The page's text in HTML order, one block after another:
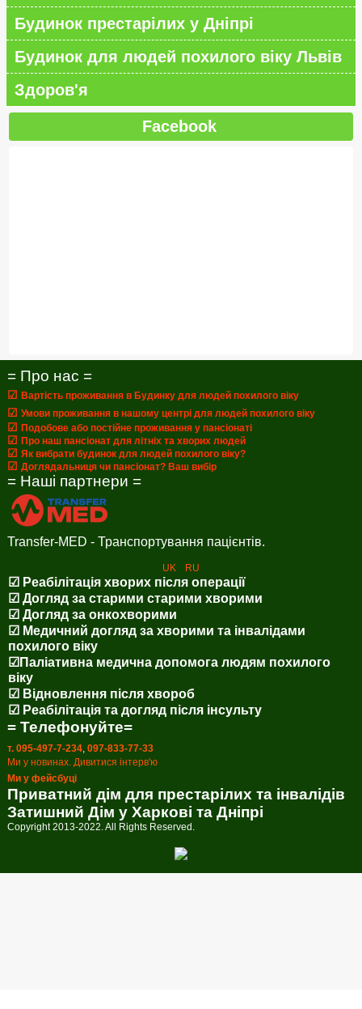
Будинок престарілих у Дніпрі
Будинок для людей похилого віку Львів
Здоров'я
Facebook
= Про нас =
☑ Вартість проживання в Будинку для людей похилого віку
☑ Умови проживання в нашому центрі для людей похилого віку
☑ Подобове або постійне проживання у пансіонаті
☑ Про наш пансіонат для літніх та хворих людей
☑ Як вибрати будинок для людей похилого віку?
☑ Доглядальниця чи пансіонат? Ваш вибір
= Наші партнери =
Transfer-MED - Транспортування пацієнтів.
UK RU
☑ Реабілітація хворих після операції
☑ Догляд за старими старими хворими
☑ Догляд за онкохворими
☑ Медичний догляд за хворими та інвалідами
похилого віку
☑Паліативна медична допомога людям похилого
віку
☑ Відновлення після хвороб
☑ Реабілітація та догляд після інсульту
= Телефонуйте=
т. 095-497-7-234, 097-833-77-33
Ми у новинах. Дивитися інтерв'ю
Ми у фейсбуці
Приватний дім для престарілих та інвалідів
Затишний Дім у Харкові та Дніпрі
Copyright 2013-2022. All Rights Reserved.